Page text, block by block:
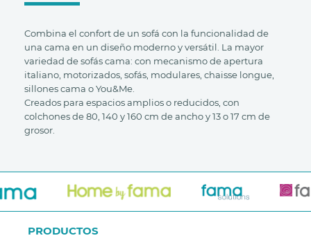
Combina el confort de un sofá con la funcionalidad de
una cama en un diseño moderno y versátil. La mayor
variedad de sofás cama: con mecanismo de apertura
italiano, motorizados, sofás, modulares, chaisse longue,
sillones cama o You&Me.
Creados para espacios amplios o reducidos, con
colchones de 80, 140 y 160 cm de ancho y 13 o 17 cm de
grosor.
PRODUCTOS